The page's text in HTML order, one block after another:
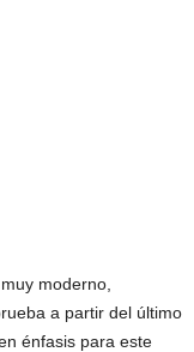
muy moderno,
a partir del último
énfasis para este